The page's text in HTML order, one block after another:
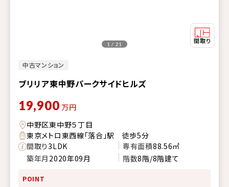
中古マンション
ブリリア東中野パークサイドヒルズ
1 / 21
19,900 万円
中野区東中野５丁目
東京メトロ東西線「落合」駅 徒歩5分
間取り3LDK 専有面積88.56㎡
築年月 2020年09月 階数8階/8階建て
POINT